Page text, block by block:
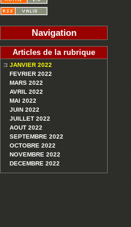
Navigation
Articles de la rubrique
JANVIER 2022
FEVRIER 2022
MARS 2022
AVRIL 2022
MAI 2022
JUIN 2022
JUILLET 2022
AOUT 2022
SEPTEMBRE 2022
OCTOBRE 2022
NOVEMBRE 2022
DECEMBRE 2022